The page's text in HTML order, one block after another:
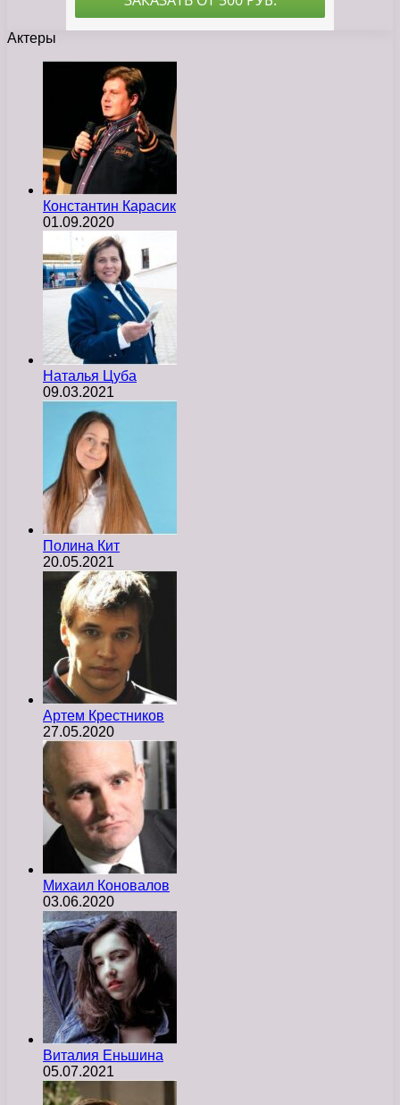
Актеры
Константин Карасик
01.09.2020
Наталья Цуба
09.03.2021
Полина Кит
20.05.2021
Артем Крестников
27.05.2020
Михаил Коновалов
03.06.2020
Виталия Еньшина
05.07.2021